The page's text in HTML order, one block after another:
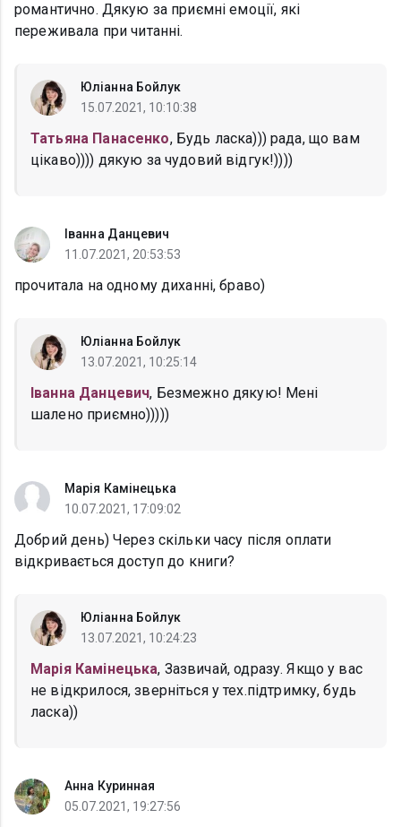
романтично. Дякую за приємні емоції, які
переживала при читанні.
Юліанна Бойлук
15.07.2021, 10:10:38
Татьяна Панасенко, Будь ласка))) рада, що вам
цікаво)))) дякую за чудовий відгук!))))
Іванна Данцевич
11.07.2021, 20:53:53
прочитала на одному диханні, браво)
Юліанна Бойлук
13.07.2021, 10:25:14
Іванна Данцевич, Безмежно дякую! Мені
шалено приємно)))))
Марія Камінецька
10.07.2021, 17:09:02
Добрий день) Через скільки часу після оплати
відкривається доступ до книги?
Юліанна Бойлук
13.07.2021, 10:24:23
Марія Камінецька, Зазвичай, одразу. Якщо у вас
не відкрилося, зверніться у тех.підтримку, будь
ласка))
Анна Куринная
05.07.2021, 19:27:56